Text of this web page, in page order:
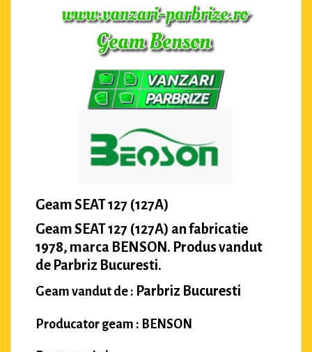
Geam SEAT 127 (127A)
Geam SEAT 127 (127A) an fabricatie
1978, marca BENSON. Produs vandut
de Parbriz Bucuresti.
Geam vandut de : Parbriz Bucuresti
Producator geam : BENSON